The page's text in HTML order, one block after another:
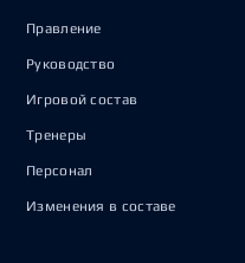
Правление
Руководство
Игровой состав
Тренеры
Персонал
Изменения в составе